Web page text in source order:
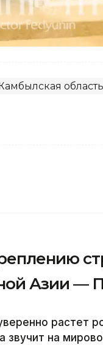
область
Азии —
растет
звучит на